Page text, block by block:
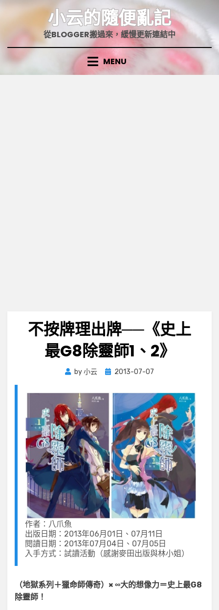
小云的隨便亂記
從BLOGGER搬過來，緩慢更新連結中
MENU
不按牌理出牌──《史上
最G8除靈師1、2》
by小云
Posted
2013-07-07
作者：八爪魚
出版日期：2013年06月01日、07月11日
閱讀日期：2013年07月04日、07月05日
入手方式：試讀活動（感謝麥田出版與林小姐）
（地獄系列＋獵命師傳奇）× ∞大的想像力＝史上最G8
除靈師！